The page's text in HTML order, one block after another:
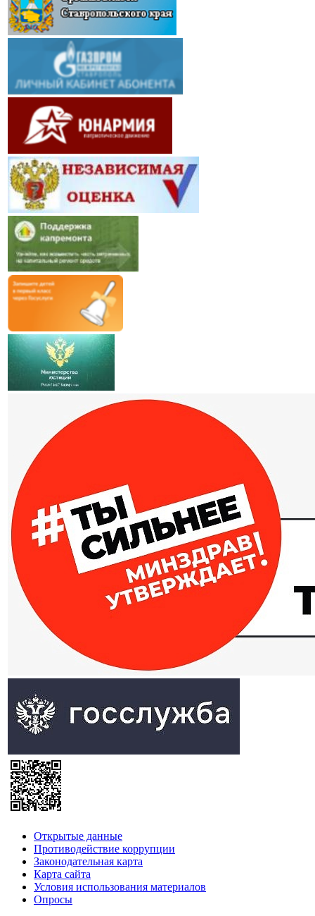
Открытые данные
Противодействие коррупции
Законодательная карта
Карта сайта
Условия использования материалов
Опросы